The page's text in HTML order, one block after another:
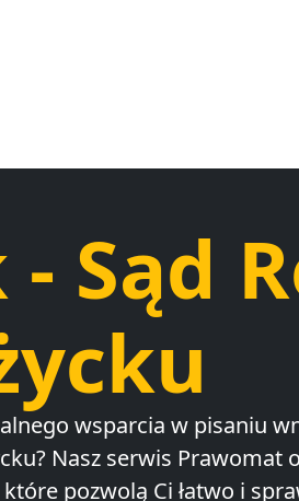
Sąd
wsparcia w pisaniu
Nasz serwis Prawomat
pozwolą Ci łatwo i